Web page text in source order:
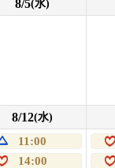
8/5(水)
8/12(水)
11:00
14:00